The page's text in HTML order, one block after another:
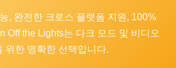
, 완전한 크로스 플랫폼 지원, 100%
Off the Lights는 다크 모드 및 비디오
위한 명확한 선택입니다.